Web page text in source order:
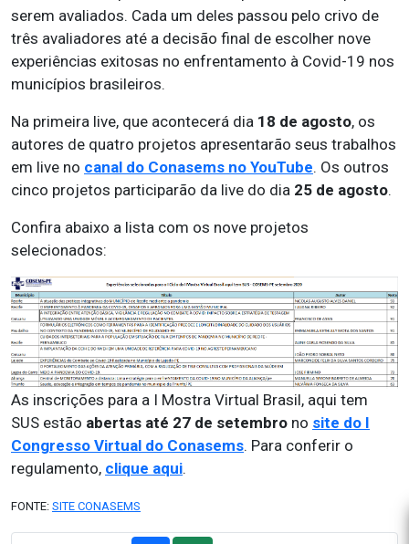
serem avaliados. Cada um deles passou pelo crivo de
três avaliadores até a decisão final de escolher nove
experiências exitosas no enfrentamento à Covid-19 nos
municípios brasileiros.
Na primeira live, que acontecerá dia 18 de agosto, os
autores de quatro projetos apresentarão seus trabalhos
em live no canal do Conasems no YouTube. Os outros
cinco projetos participarão da live do dia 25 de agosto.
Confira abaixo a lista com os nove projetos
selecionados:
As inscrições para a I Mostra Virtual Brasil, aqui tem
SUS estão abertas até 27 de setembro no site do I
Congresso Virtual do Conasems. Para conferir o
regulamento, clique aqui.
FONTE: SITE CONASEMS